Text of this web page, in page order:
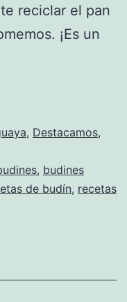
reciclar el pan
¡Es un
, Destacamos,
, budines
de budín, recetas